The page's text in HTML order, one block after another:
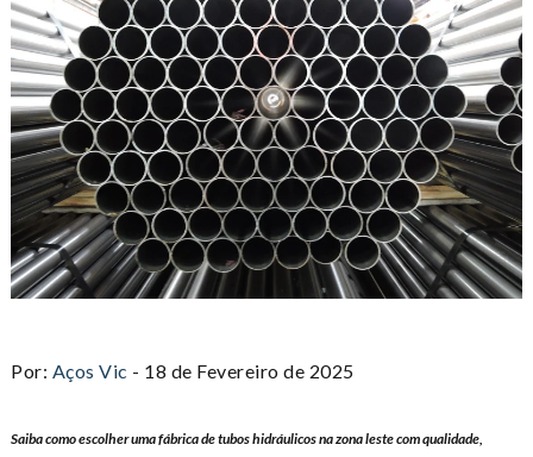
Por: Aços Vic - 18 de Fevereiro de 2025
Saiba como escolher uma fábrica de tubos hidráulicos na zona leste com qualidade,